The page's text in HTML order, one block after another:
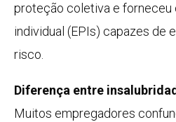
proteção coletiva e
individual (EPIs) capazes de
risco.
Diferença entre
Muitos empregadores